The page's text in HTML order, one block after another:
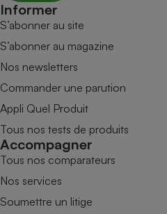
Informer
S’abonner au site
S’abonner au magazine
Nos newsletters
Commander une parution
Appli Quel Produit
Tous nos tests de produits
Accompagner
Tous nos comparateurs
Nos services
Soumettre un litige